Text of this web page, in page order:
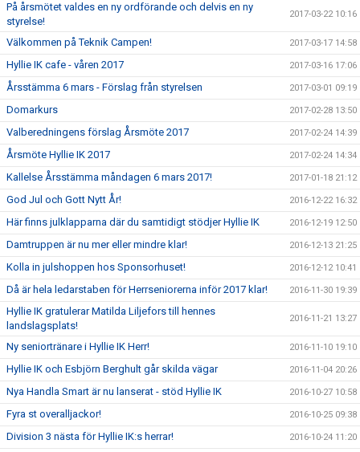
På årsmötet valdes en ny ordförande och delvis en ny
styrelse!
2017-03-22 10:16
Välkommen på Teknik Campen! 2017-03-17 14:58
Hyllie IK cafe - våren 2017 2017-03-16 17:06
Årsstämma 6 mars - Förslag från styrelsen 2017-03-01 09:19
Domarkurs 2017-02-28 13:50
Valberedningens förslag Årsmöte 2017 2017-02-24 14:39
Årsmöte Hyllie IK 2017 2017-02-24 14:34
Kallelse Årsstämma måndagen 6 mars 2017! 2017-01-18 21:12
God Jul och Gott Nytt År! 2016-12-22 16:32
Här finns julklapparna där du samtidigt stödjer Hyllie IK 2016-12-19 12:50
Damtruppen är nu mer eller mindre klar! 2016-12-13 21:25
Kolla in julshoppen hos Sponsorhuset! 2016-12-12 10:41
Då är hela ledarstaben för Herrseniorerna inför 2017 klar! 2016-11-30 19:39
Hyllie IK gratulerar Matilda Liljefors till hennes
landslagsplats!
2016-11-21 13:27
Ny seniortränare i Hyllie IK Herr! 2016-11-10 19:10
Hyllie IK och Esbjörn Berghult går skilda vägar 2016-11-04 20:26
Nya Handla Smart är nu lanserat - stöd Hyllie IK 2016-10-27 10:58
Fyra st overalljackor! 2016-10-25 09:38
Division 3 nästa för Hyllie IK:s herrar! 2016-10-24 11:20